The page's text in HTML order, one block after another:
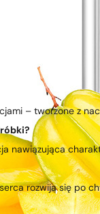
– tworzone z
nawiązująca
rozwija się po